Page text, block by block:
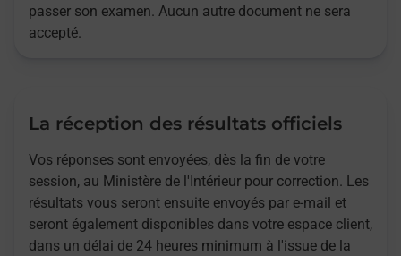
passer son examen. Aucun autre document ne sera
accepté.
La réception des résultats officiels
Vos réponses sont envoyées, dès la fin de votre
session, au Ministère de l'Intérieur pour correction. Les
résultats vous seront ensuite envoyés par e-mail et
seront également disponibles dans votre espace client,
dans un délai de 24 heures minimum à l'issue de la